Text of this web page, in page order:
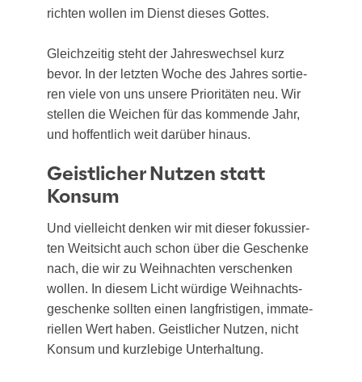
rich­ten wol­len im Dienst die­ses Got­tes.
Gleich­zei­tig steht der Jah­res­wech­sel kurz
bevor. In der letz­ten Woche des Jah­res sor­tie­
ren vie­le von uns unse­re Prio­ri­tä­ten neu. Wir
stel­len die Wei­chen für das kom­men­de Jahr,
und hof­fent­lich weit dar­über hinaus.
Geistlicher Nutzen statt
Konsum
Und viel­leicht den­ken wir mit die­ser fokus­sier­
ten Weit­sicht auch schon über die Geschen­ke
nach, die wir zu Weih­nach­ten ver­schen­ken
wol­len. In die­sem Licht wür­di­ge Weih­nachts­
ge­schen­ke soll­ten einen lang­fris­ti­gen, imma­te­
ri­el­len Wert haben. Geist­li­cher Nut­zen, nicht
Kon­sum und kurz­le­bi­ge Unter­hal­tung.